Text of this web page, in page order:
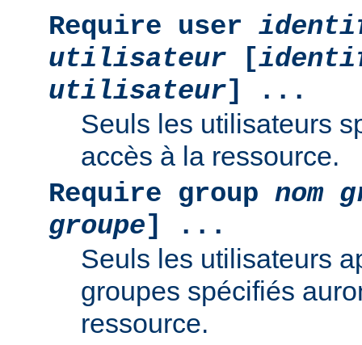
Require user
utilisateur [
utilisateur] ...
Seuls les utilisateurs
accès à la ressource.
Require group nom
groupe] ...
Seuls les utilisateurs
groupes spécifiés
ressource.